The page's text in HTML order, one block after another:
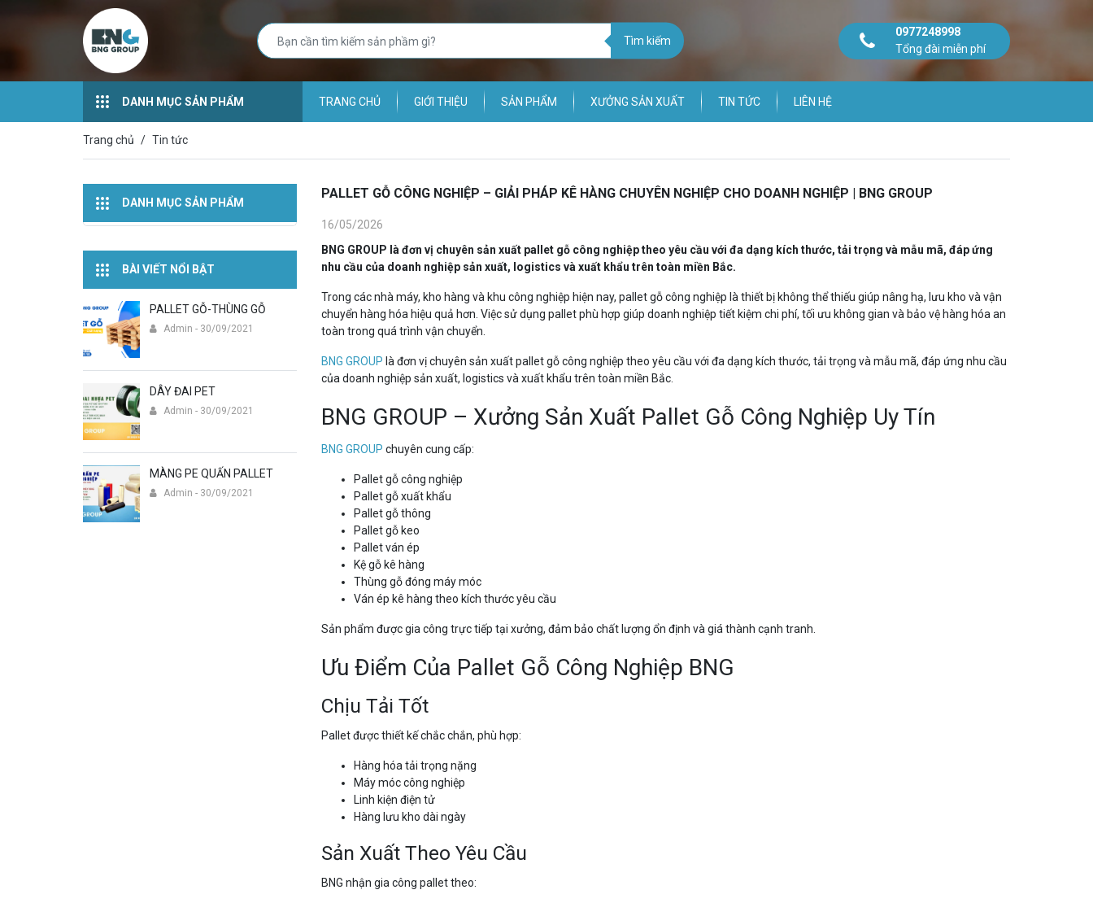
0977248998
Tổng đài miễn phí
Tìm kiếm
TRANG CHỦ GIỚI THIỆU SẢN PHẨM XƯỞNG SẢN XUẤT TIN TỨC LIÊN HỆ
DANH MỤC SẢN PHẨM
Trang chủ Tin tức
PALLET GỖ CÔNG NGHIỆP – GIẢI PHÁP KÊ HÀNG CHUYÊN NGHIỆP CHO DOANH NGHIỆP | BNG GROUP
16/05/2026
BNG GROUP là đơn vị chuyên sản xuất pallet gỗ công nghiệp theo yêu cầu với đa dạng kích thước, tải trọng và mẫu mã, đáp ứng
nhu cầu của doanh nghiệp sản xuất, logistics và xuất khẩu trên toàn miền Bắc.
Trong các nhà máy, kho hàng và khu công nghiệp hiện nay, pallet gỗ công nghiệp là thiết bị không thể thiếu giúp nâng hạ, lưu kho và vận
chuyển hàng hóa hiệu quả hơn. Việc sử dụng pallet phù hợp giúp doanh nghiệp tiết kiệm chi phí, tối ưu không gian và bảo vệ hàng hóa an
toàn trong quá trình vận chuyển.
BNG GROUP là đơn vị chuyên sản xuất pallet gỗ công nghiệp theo yêu cầu với đa dạng kích thước, tải trọng và mẫu mã, đáp ứng nhu cầu
của doanh nghiệp sản xuất, logistics và xuất khẩu trên toàn miền Bắc.
BNG GROUP – Xưởng Sản Xuất Pallet Gỗ Công Nghiệp Uy Tín
BNG GROUP chuyên cung cấp:
Pallet gỗ công nghiệp
Pallet gỗ xuất khẩu
Pallet gỗ thông
Pallet gỗ keo
Pallet ván ép
Kệ gỗ kê hàng
Thùng gỗ đóng máy móc
Ván ép kê hàng theo kích thước yêu cầu
Sản phẩm được gia công trực tiếp tại xưởng, đảm bảo chất lượng ổn định và giá thành cạnh tranh.
Ưu Điểm Của Pallet Gỗ Công Nghiệp BNG
Chịu Tải Tốt
Pallet được thiết kế chắc chắn, phù hợp:
Hàng hóa tải trọng nặng
Máy móc công nghiệp
Linh kiện điện tử
Hàng lưu kho dài ngày
Sản Xuất Theo Yêu Cầu
BNG nhận gia công pallet theo:
DANH MỤC SẢN PHẨM
BÀI VIẾT NỔI BẬT
PALLET GỖ-THÙNG GỖ
Admin - 30/09/2021
DÂY ĐAI PET
Admin - 30/09/2021
MÀNG PE QUẤN PALLET
Admin - 30/09/2021